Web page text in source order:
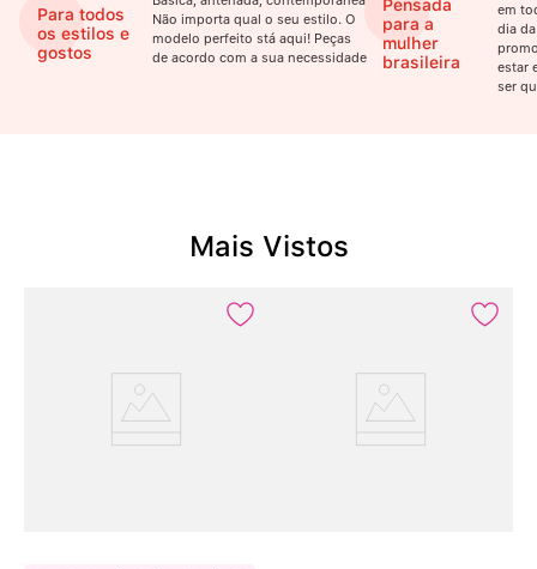
Para todos
os estilos e
gostos
Não importa qual o seu estilo. O
modelo perfeito stá aqui! Peças
de acordo com a sua necessidade
Pensada
para a
mulher
brasileira
em
dia
estar
ser
Mais Vistos